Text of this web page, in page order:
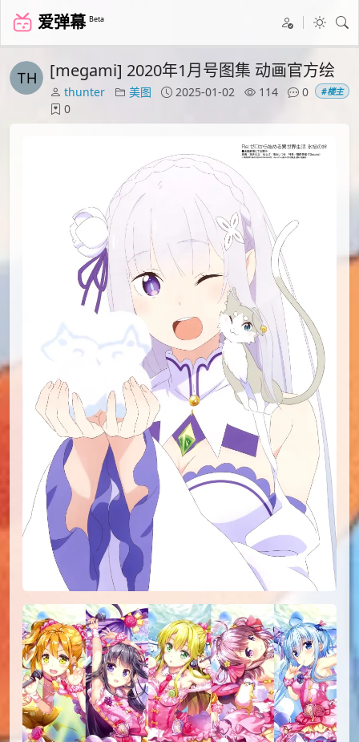
爱弹幕 Beta
[megami] 2020年1月号图集 动画官方绘
thunter 美图 2025-01-02 114
0
0
#楼主